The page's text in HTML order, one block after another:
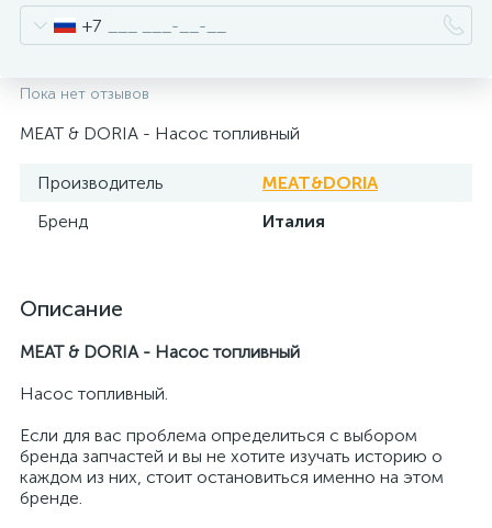
+7
Пока нет отзывов
MEAT & DORIA - Насос топливный
Производитель
MEAT&DORIA
Бренд
Италия
Описание
MEAT & DORIA - Насос топливный
Насос топливный.
Если для вас проблема определиться с выбором
бренда запчастей и вы не хотите изучать историю о
каждом из них, стоит остановиться именно на этом
бренде.